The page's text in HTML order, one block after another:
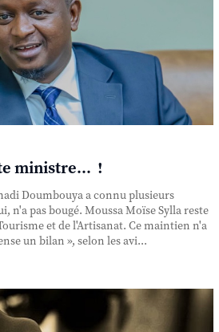
ministre... !
Doumbouya a connu plusieurs
n'a pas bougé. Moussa Moïse Sylla reste
et de l'Artisanat. Ce maintien n'a
un bilan », selon les avi...